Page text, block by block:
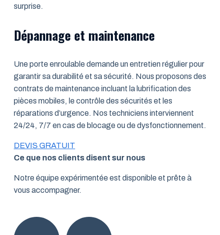
surprise.
Dépannage et maintenance
Une porte enroulable demande un entretien régulier pour
garantir sa durabilité et sa sécurité. Nous proposons des
contrats de maintenance incluant la lubrification des
pièces mobiles, le contrôle des sécurités et les
réparations d’urgence. Nos techniciens interviennent
24/24, 7/7 en cas de blocage ou de dysfonctionnement.
DEVIS GRATUIT
Ce que nos clients disent sur nous
Notre équipe expérimentée est disponible et prête à
vous accompagner.